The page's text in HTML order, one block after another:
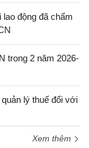
động đã chấm
trong 2 năm 2026-
lý thuế đối với
Xem thêm